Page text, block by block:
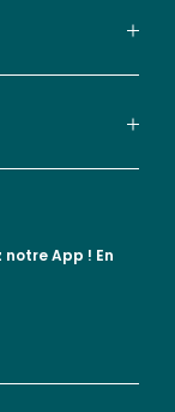
notre App ! En